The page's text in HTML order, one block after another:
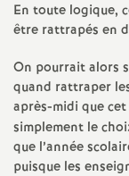
En toute logique,
être rattrapés en
On pourrait alors
quand rattraper
après-midi que
simplement le
que l’année
puisque les